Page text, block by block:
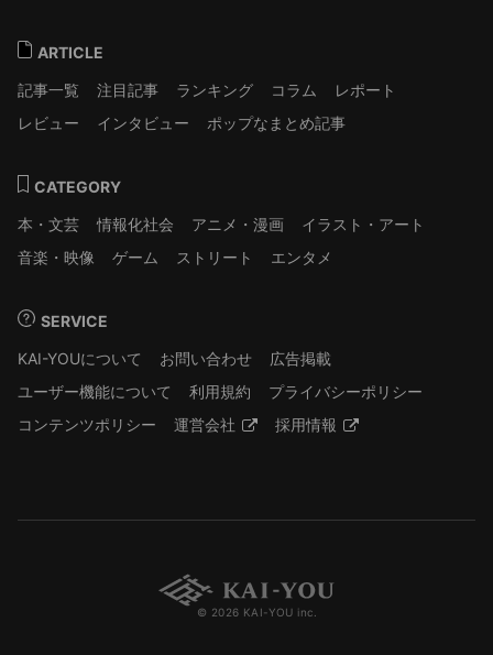
ARTICLE
記事一覧
注目記事 ランキング コラム
レポート
レビュー
インタビュー ポップなまとめ記事
CATEGORY
本・文芸
情報化社会 アニメ・漫画
イラスト・アート
音楽・映像
ゲーム ストリート エンタメ
SERVICE
KAI-YOUについて
お問い合わせ
広告掲載
ユーザー機能について
利用規約
プライバシーポリシー
コンテンツポリシー
運営会社 採用情報
© 2026 KAI-YOU inc.